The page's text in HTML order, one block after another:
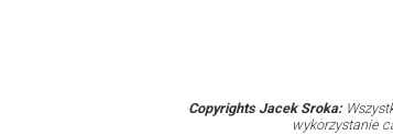
Copyrights Jacek Sroka:
wykorzystanie